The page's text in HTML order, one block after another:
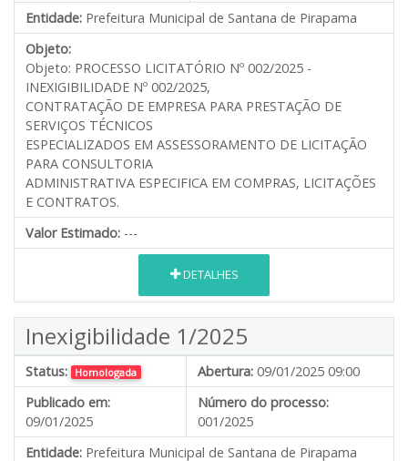
Entidade: Prefeitura Municipal de Santana de Pirapama
Objeto:
Objeto: PROCESSO LICITATÓRIO Nº 002/2025 -
INEXIGIBILIDADE Nº 002/2025,
CONTRATAÇÃO DE EMPRESA PARA PRESTAÇÃO DE
SERVIÇOS TÉCNICOS
ESPECIALIZADOS EM ASSESSORAMENTO DE LICITAÇÃO
PARA CONSULTORIA
ADMINISTRATIVA ESPECIFICA EM COMPRAS, LICITAÇÕES
E CONTRATOS.
Valor Estimado: ---
DETALHES
Inexigibilidade 1/2025
Status: Homologada Abertura: 09/01/2025 09:00
Publicado em:
09/01/2025
Número do processo:
001/2025
Entidade: Prefeitura Municipal de Santana de Pirapama